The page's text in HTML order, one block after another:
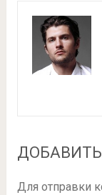
Для отправки